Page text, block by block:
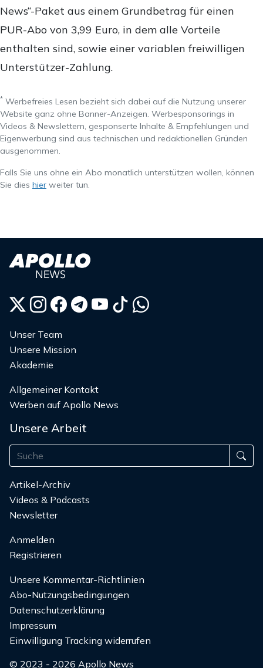
News“-Paket aus einem Grundbetrag für einen
PUR-Abo von 3,99 Euro, in dem alle Vorteile
enthalten sind, sowie einer variablen freiwilligen
Unterstützer-Zahlung.
* Werbefreies Lesen bezieht sich dabei auf die Nutzung unserer
Website ganz ohne Banner-Anzeigen. Werbesponsorings in
Videos & Newslettern, gesponserte Inhalte & Empfehlungen und
Eigenwerbung sind aus technischen und redaktionellen Gründen
ausgenommen.
Falls Sie uns ohne ein Abo monatlich unterstützen wollen, können
Sie dies hier weiter tun.
Unser Team
Unsere Mission
Akademie
Allgemeiner Kontakt
Werben auf Apollo News
Unsere Arbeit
Artikel-Archiv
Videos & Podcasts
Newsletter
Anmelden
Registrieren
Unsere Kommentar-Richtlinien
Abo-Nutzungsbedingungen
Datenschutzerklärung
Impressum
Einwilligung Tracking widerrufen
© 2023 - 2026 Apollo News